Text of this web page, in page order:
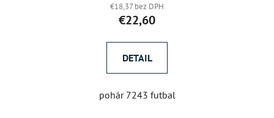
€18,37 bez DPH
€22,60
DETAIL
pohár 7243 futbal